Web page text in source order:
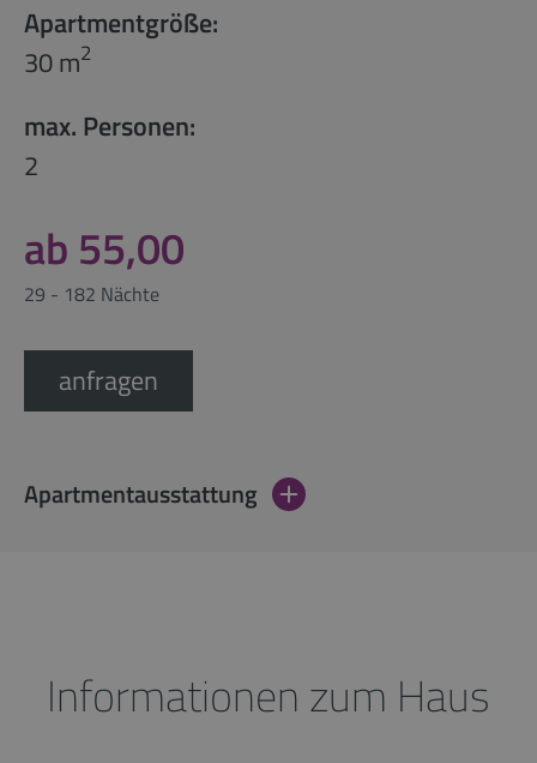
Apartmentgröße:
30 m2
max. Personen:
2
ab 55,00
29 - 182 Nächte
anfragen
Apartmentausstattung
Informationen zum Haus